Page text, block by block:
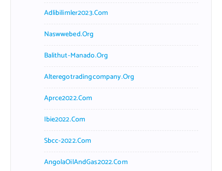
Adlibilimler2023.com
Naswwebed.org
Balithut-Manado.org
Alteregotradingcompany.org
Aprce2022.com
Ibie2022.com
Sbcc-2022.com
AngolaOilAndGas2022.com